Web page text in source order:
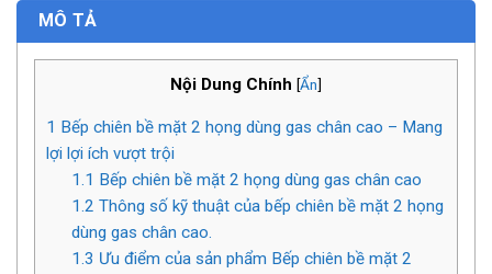
MÔ TẢ
Nội Dung Chính [Ẩn]
1 Bếp chiên bề mặt 2 họng dùng gas chân cao – Mang
lợi lợi ích vượt trội
1.1 Bếp chiên bề mặt 2 họng dùng gas chân cao
1.2 Thông số kỹ thuật của bếp chiên bề mặt 2 họng
dùng gas chân cao.
1.3 Ưu điểm của sản phẩm Bếp chiên bề mặt 2